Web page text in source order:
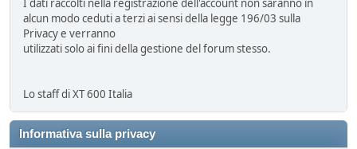
I dati raccolti nella registrazione dell'account non saranno in
alcun modo ceduti a terzi ai sensi della legge 196/03 sulla
Privacy e verranno
utilizzati solo ai fini della gestione del forum stesso.
Lo staff di XT 600 Italia
Informativa sulla privacy